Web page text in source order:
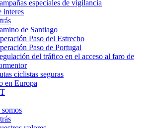
especiales de vigilancia
interes
de Santiago
Paso del Estrecho
Paso de Portugal
del tráfico en el acceso al faro de
ciclistas seguras
en Europa